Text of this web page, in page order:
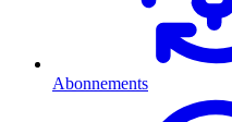
Abonnements